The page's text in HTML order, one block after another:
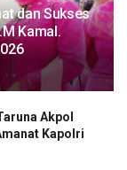
dan Sukses
Kamal.
Akpol
Kapolri